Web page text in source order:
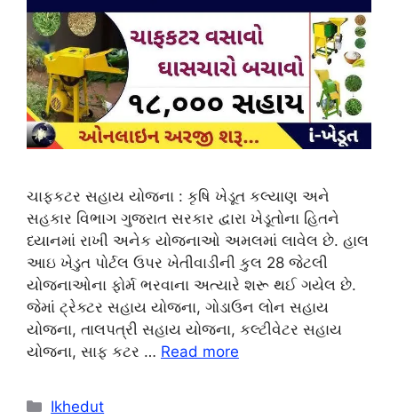
ચાફકટર સહાય યોજના : કૃષિ ખેડૂત કલ્યાણ અને
સહકાર વિભાગ ગુજરાત સરકાર દ્વારા ખેડૂતોના હિતને
ધ્યાનમાં રાખી અનેક યોજનાઓ અમલમાં લાવેલ છે. હાલ
આઇ ખેડુત પોર્ટલ ઉપર ખેતીવાડીની કુલ 28 જેટલી
યોજનાઓના ફોર્મ ભરવાના અત્યારે શરૂ થઈ ગયેલ છે.
જેમાં ટ્રેક્ટર સહાય યોજના, ગોડાઉન લોન સહાય
યોજના, તાલપત્રી સહાય યોજના, કલ્ટીવેટર સહાય
યોજના, સાફ કટર … Read more
Categories
Ikhedut